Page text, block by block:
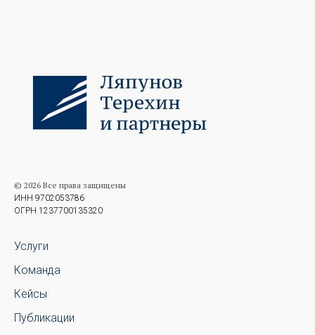
© 2026 Все права защищены
ИНН 9702053786
ОГРН 1237700135320
Услуги
Команда
Кейсы
Публикации